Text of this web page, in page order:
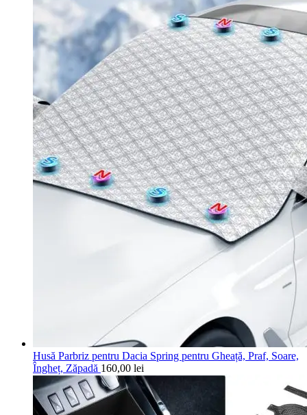
Husă Parbriz pentru Dacia Spring pentru Gheață, Praf, Soare,
Îngheț, Zăpadă 160,00 lei